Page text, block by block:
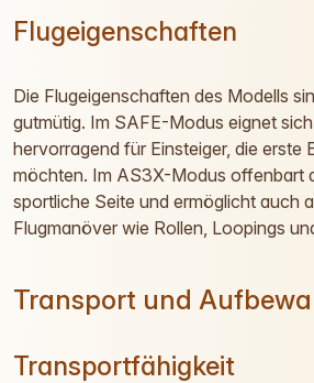
Flugeigenschaften
Die Flugeigenschaften des Modells
gutmütig. Im SAFE-Modus eignet
hervorragend für Einsteiger, die erste
möchten. Im AS3X-Modus offenbart
sportliche Seite und ermöglicht auch
Flugmanöver wie Rollen, Loopings
Transport und
Transportfähigkeit